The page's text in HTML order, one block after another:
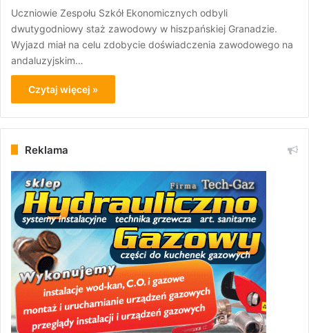
Uczniowie Zespołu Szkół Ekonomicznych odbyli
dwutygodniowy staż zawodowy w hiszpańskiej Granadzie.
Wyjazd miał na celu zdobycie doświadczenia zawodowego na
andaluzyjskim…
Czytaj więcej »
Reklama